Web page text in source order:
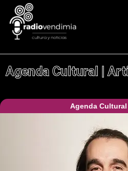
Agenda Cultural |
Agenda Cultural